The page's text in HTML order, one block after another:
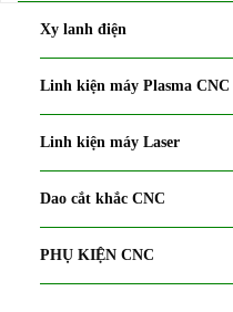
Xy lanh điện
Linh kiện máy Plasma CNC
Linh kiện máy Laser
Dao cắt khắc CNC
PHỤ KIỆN CNC